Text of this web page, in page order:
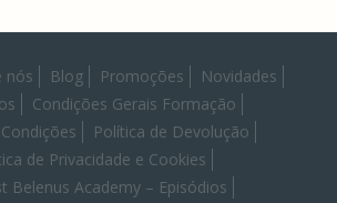
nós Blog Promoções
Novidades
Condições Gerais Formação
Política de Devolução
de Privacidade e Cookies
Belenus Academy – Episódios